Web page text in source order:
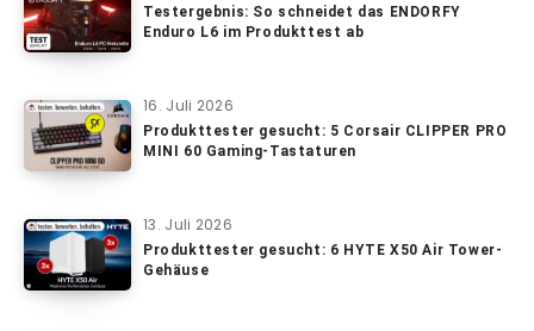
Testergebnis: So schneidet das ENDORFY
Enduro L6 im Produkttest ab
16. Juli 2026
Produkttester gesucht: 5 Corsair CLIPPER PRO
MINI 60 Gaming-Tastaturen
13. Juli 2026
Produkttester gesucht: 6 HYTE X50 Air Tower-
Gehäuse